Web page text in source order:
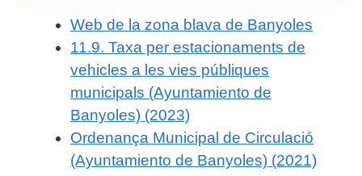
Web de la zona blava de Banyoles
11.9. Taxa per estacionaments de
vehicles a les vies públiques
municipals (Ayuntamiento de
Banyoles) (2023)
Ordenança Municipal de Circulació
(Ayuntamiento de Banyoles) (2021)